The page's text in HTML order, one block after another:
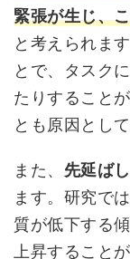
緊張が生じ、
と考えられま
とで、タスク
たりすること
とも原因とし
また、 先延ば
ます。研究で
質が低下する
上昇すること